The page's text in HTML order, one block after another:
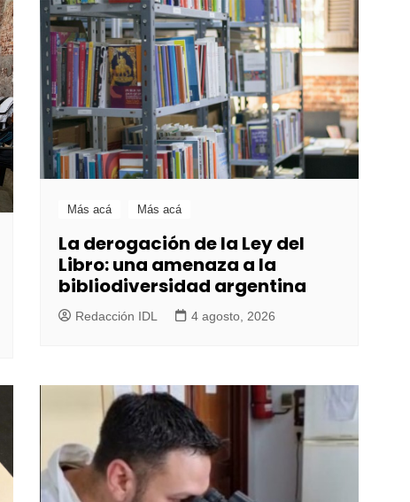
Más acá Más acá
La derogación de la Ley del
Libro: una amenaza a la
bibliodiversidad argentina
Redacción IDL 4 agosto, 2026